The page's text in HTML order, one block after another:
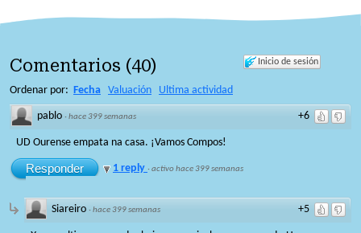
Inicio de sesión
Comentarios (40)
Ordenar por: Fecha Valuación Ultima actividad
+6
pablo ·hace 399 semanas
UD Ourense empata na casa. ¡Vamos Compos!
Responder 1 reply ·activo hace 399 semanas
+5
Siareiro ·hace 399 semanas